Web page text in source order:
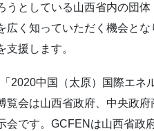
うとしている山西省内の団
広く知っていただく機会と
援します。
2020中国（太原）国際エネ
覧会は山西省政府、中央政
会です。GCFENは山西省政